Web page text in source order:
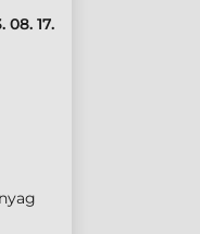
08. 17.